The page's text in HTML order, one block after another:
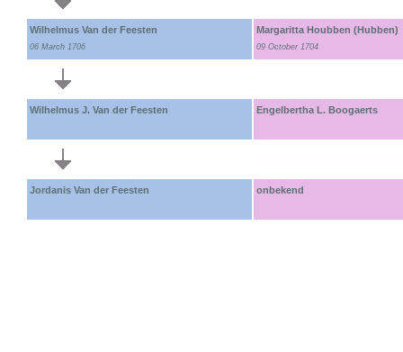
Wilhelmus Van der Feesten
06 March 1706
Margaritta Houbben (Hubben)
09 October 1704
Wilhelmus J. Van der Feesten Engelbertha L. Boogaerts
Jordanis Van der Feesten onbekend